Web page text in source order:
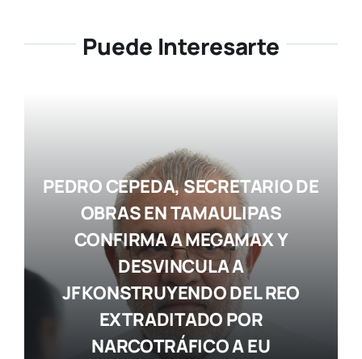
Puede Interesarte
PEDRO CEPEDA, SECRETARIO DE
OBRAS EN TAMAULIPAS
CONFIRMA A MEGAMAX Y
DESVINCULA A
JF KONSTRUYENDO DEL REO
EXTRADITADO POR
NARCOTRÁFICO A EU